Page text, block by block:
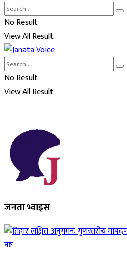
No Result
View All Result
No Result
View All Result
जनता भ्वाइस